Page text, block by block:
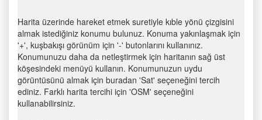
Harita üzerinde hareket etmek suretiyle kıble yönü çizgisini
almak istediğiniz konumu bulunuz. Konuma yakınlaşmak için
'+', kuşbakışı görünüm için '-' butonlarını kullanınız.
Konumunuzu daha da netleştirmek için haritanın sağ üst
köşesindeki menüyü kullanın. Konumunuzun uydu
görüntüsünü almak için buradan 'Sat' seçeneğini tercih
ediniz. Farklı harita tercihi için 'OSM' seçeneğini
kullanabilirsiniz.